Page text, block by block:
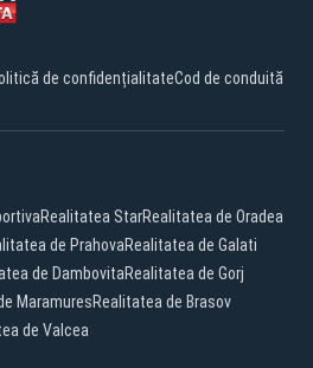
de confidențialitateCod de conduită
Realitatea StarRealitatea de Oradea
de PrahovaRealitatea de Galati
de DambovitaRealitatea de Gorj
MaramuresRealitatea de Brasov
de Valcea